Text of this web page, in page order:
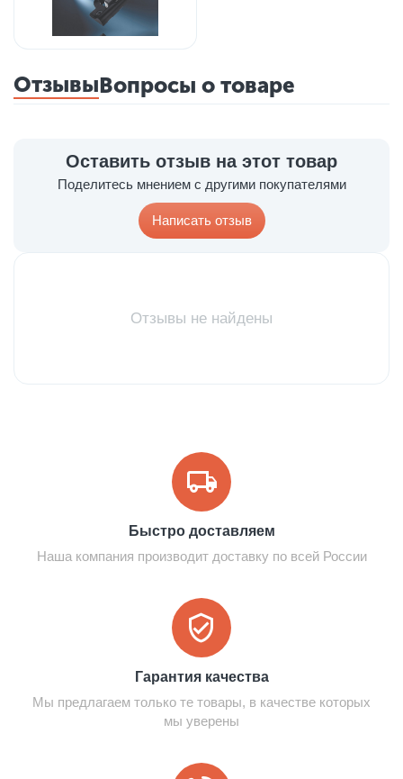
ОтзывыВопросы о товаре
Оставить отзыв на этот товар
Поделитесь мнением с другими покупателями
Написать отзыв
Отзывы не найдены
Быстро доставляем
Наша компания производит доставку по всей России
Гарантия качества
Мы предлагаем только те товары, в качестве которых
мы уверены